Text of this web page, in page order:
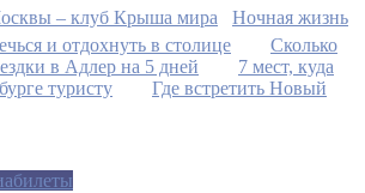
Ночная жизнь
и отдохнуть в столице
Сколько
в Адлер на 5 дней
7 мест, куда
туристу
Где встретить Новый